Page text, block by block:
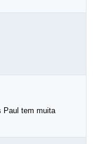
Paul tem muita